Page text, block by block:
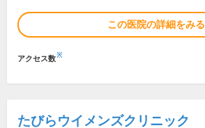
この医院の詳細をみる
アクセス数※
たびらウイメンズクリニック